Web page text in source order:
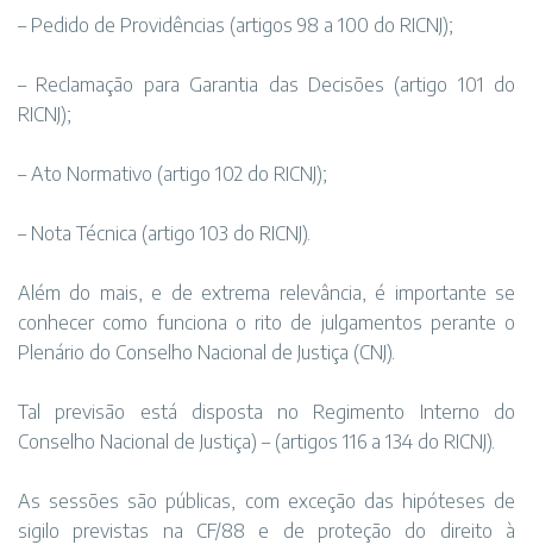
– Pedido de Providências (artigos 98 a 100 do RICNJ);
– Reclamação para Garantia das Decisões (artigo 101 do
RICNJ);
– Ato Normativo (artigo 102 do RICNJ);
– Nota Técnica (artigo 103 do RICNJ).
Além do mais, e de extrema relevância, é importante se
conhecer como funciona o rito de julgamentos perante o
Plenário do Conselho Nacional de Justiça (CNJ).
Tal previsão está disposta no Regimento Interno do
Conselho Nacional de Justiça) – (artigos 116 a 134 do RICNJ).
As sessões são públicas, com exceção das hipóteses de
sigilo previstas na CF/88 e de proteção do direito à